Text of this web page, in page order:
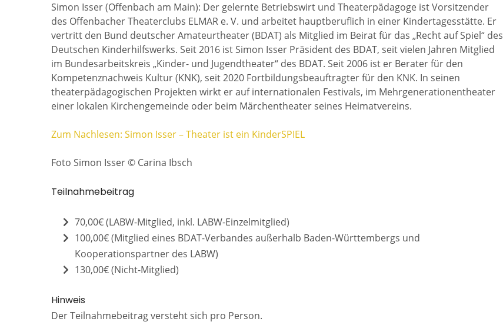
Simon Isser (Offenbach am Main): Der gelernte Betriebswirt und Theaterpädagoge ist Vorsitzender
des Offenbacher Theaterclubs ELMAR e. V. und arbeitet hauptberuflich in einer Kindertagesstätte. Er
vertritt den Bund deutscher Amateurtheater (BDAT) als Mitglied im Beirat für das „Recht auf Spiel“ des
Deutschen Kinderhilfswerks. Seit 2016 ist Simon Isser Präsident des BDAT, seit vielen Jahren Mitglied
im Bundesarbeitskreis „Kinder- und Jugendtheater“ des BDAT. Seit 2006 ist er Berater für den
Kompetenznachweis Kultur (KNK), seit 2020 Fortbildungsbeauftragter für den KNK. In seinen
theaterpädagogischen Projekten wirkt er auf internationalen Festivals, im Mehrgenerationentheater
einer lokalen Kirchengemeinde oder beim Märchentheater seines Heimatvereins.
Zum Nachlesen: Simon Isser – Theater ist ein KinderSPIEL
Foto Simon Isser © Carina Ibsch
Teilnahmebeitrag
70,00€ (LABW-Mitglied, inkl. LABW-Einzelmitglied)
100,00€ (Mitglied eines BDAT-Verbandes außerhalb Baden-Württembergs und
Kooperationspartner des LABW)
130,00€ (Nicht-Mitglied)
Hinweis
Der Teilnahmebeitrag versteht sich pro Person.